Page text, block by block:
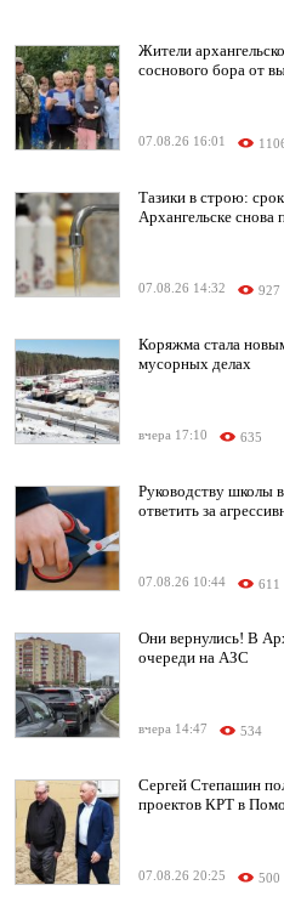
Жители
соснового бора от
07.08.26 16:01
Тазики в строю:
Архангельске снова
07.08.26 14:32 927
Коряжма стала
мусорных делах
вчера 17:10 635
Руководству школы
ответить за
07.08.26 10:44 611
Они вернулись! В
очереди на АЗС
вчера 14:47 534
Сергей Степашин
проектов КРТ в
07.08.26 20:25 500